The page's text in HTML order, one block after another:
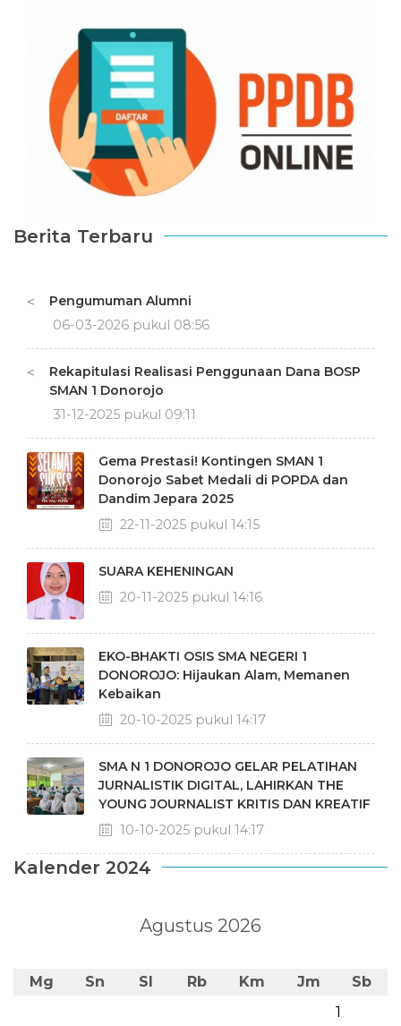
Berita Terbaru
<
Pengumuman Alumni
06-03-2026 pukul 08:56
<
Rekapitulasi Realisasi Penggunaan Dana BOSP
SMAN 1 Donorojo
31-12-2025 pukul 09:11
Gema Prestasi! Kontingen SMAN 1
Donorojo Sabet Medali di POPDA dan
Dandim Jepara 2025
22-11-2025 pukul 14:15
SUARA KEHENINGAN
20-11-2025 pukul 14:16
EKO-BHAKTI OSIS SMA NEGERI 1
DONOROJO: Hijaukan Alam, Memanen
Kebaikan
20-10-2025 pukul 14:17
SMA N 1 DONOROJO GELAR PELATIHAN
JURNALISTIK DIGITAL, LAHIRKAN THE
YOUNG JOURNALIST KRITIS DAN KREATIF
10-10-2025 pukul 14:17
Kalender 2024
Agustus 2026
Mg Sn Sl Rb Km Jm
Sb
1